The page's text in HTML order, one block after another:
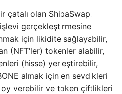
çatalı olan ShibaSwap,
işlevi gerçekleştirmesine
için likidite sağlayabilir,
(NFT'ler) tokenler alabilir,
(hisse) yerleştirebilir,
almak için en sevdikleri
verebilir ve token çiftlikleri